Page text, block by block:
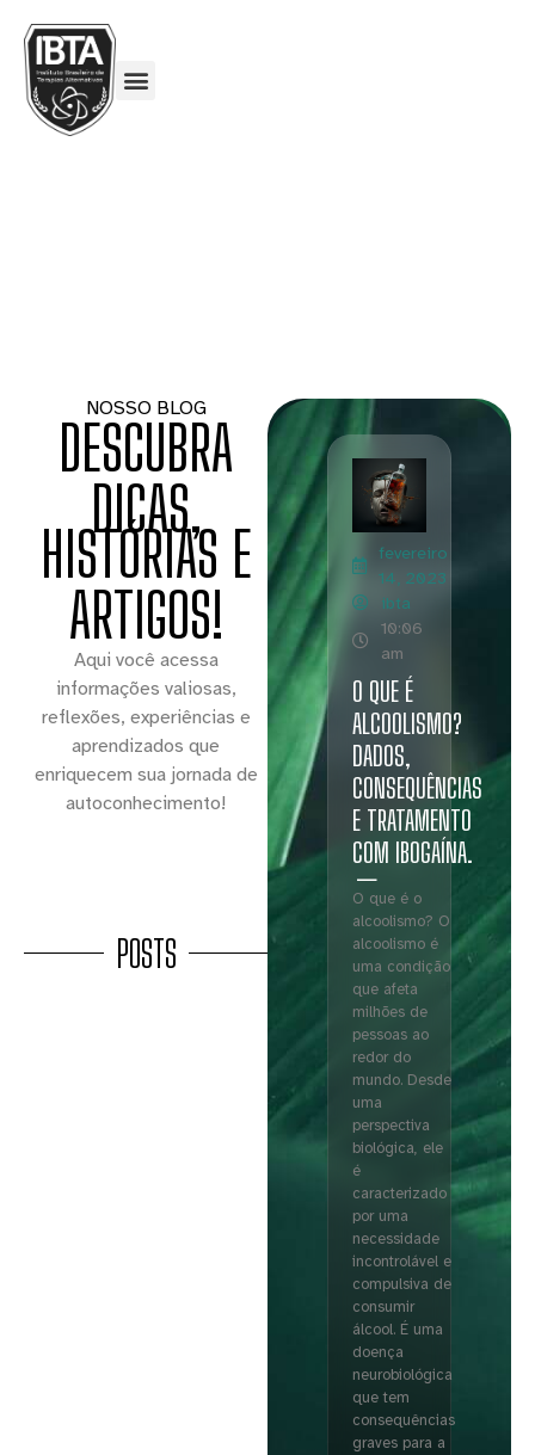
NOSSO BLOG
DESCUBRA
DICAS,
HISTÓRIAS E
ARTIGOS!
Aqui você acessa
informações valiosas,
reflexões, experiências e
aprendizados que
enriquecem sua jornada de
autoconhecimento!
POSTS
fevereiro
14, 2023
ibta
10:06
am
O QUE É
ALCOOLISMO?
DADOS,
CONSEQUÊNCIAS
E TRATAMENTO
COM IBOGAÍNA.
O que é o
alcoolismo? O
alcoolismo é
uma condição
que afeta
milhões de
pessoas ao
redor do
mundo. Desde
uma
perspectiva
biológica, ele
é
caracterizado
por uma
necessidade
incontrolável e
compulsiva de
consumir
álcool. É uma
doença
neurobiológica
que tem
consequências
graves para a